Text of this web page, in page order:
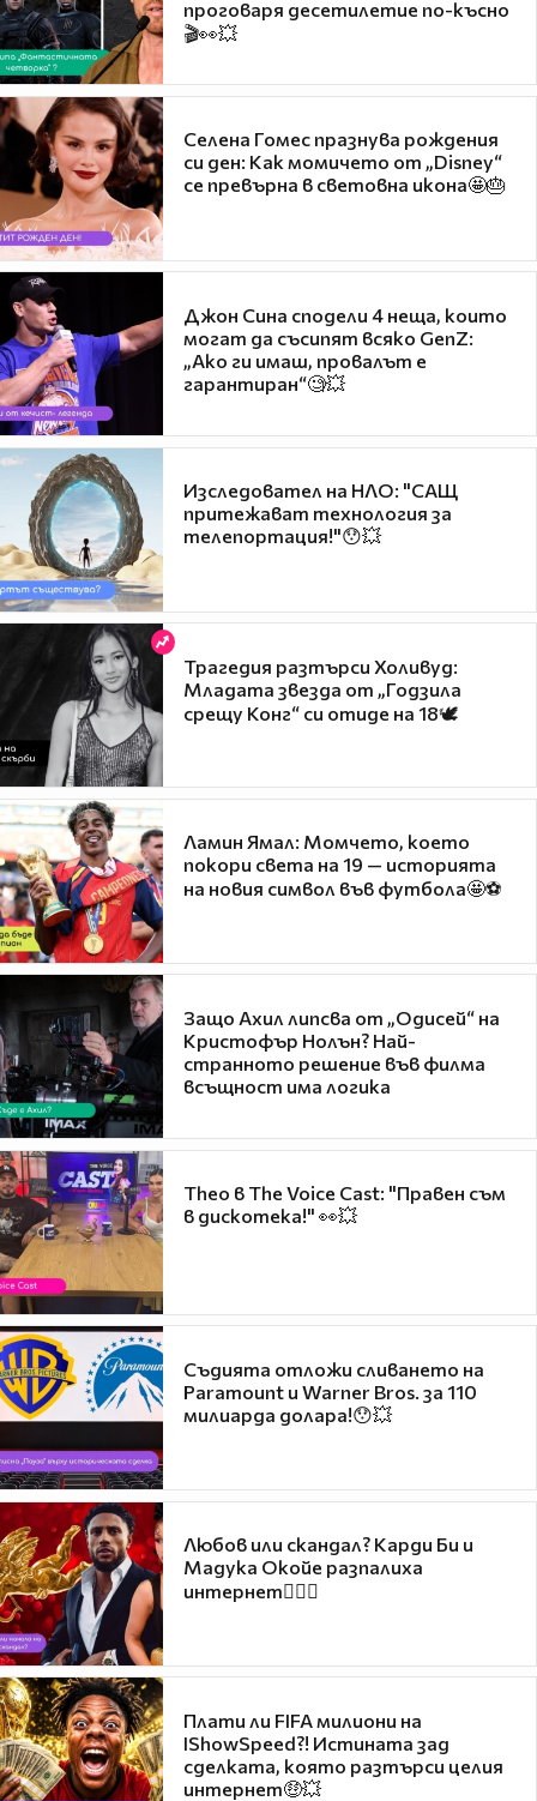
проговаря десетилетие по-късно
🎬👀💥
Селена Гомес празнува рождения
си ден: Как момичето от „Disney“
се превърна в световна икона🤩🎂
Джон Сина сподели 4 неща, които
могат да съсипят всяко GenZ:
„Ако ги имаш, провалът е
гарантиран“🧐💥
Изследовател на НЛО: "САЩ
притежават технология за
телепортация!"😯💥
Трагедия разтърси Холивуд:
Младата звезда от „Годзила
срещу Конг“ си отиде на 18🕊️
Ламин Ямал: Момчето, което
покори света на 19 — историята
на новия символ във футбола🤩⚽
Защо Ахил липсва от „Одисей“ на
Кристофър Нолън? Най-
странното решение във филма
всъщност има логика
Theo в The Voice Cast: "Правен съм
в дискотека!" 👀💥
Съдията отложи сливането на
Paramount и Warner Bros. за 110
милиарда долара!😯💥
Любов или скандал? Карди Би и
Мадука Окойе разпалиха
интернет❤️‍🔥🔥
Плати ли FIFA милиони на
IShowSpeed?! Истината зад
сделката, която разтърси целия
интернет🤑💥